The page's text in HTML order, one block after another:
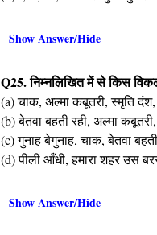
Show Answer/Hide
Q25. निम्नलिखित में से किस
(a) चाक, अल्मा कबूतरी, स्मृति
(b) बेतवा बहती रही, अल्मा
(c) गुनाह बेगुनाह, चाक, बेतवा बहती
(d) पीली आँधी, हमारा शहर उस
Show Answer/Hide